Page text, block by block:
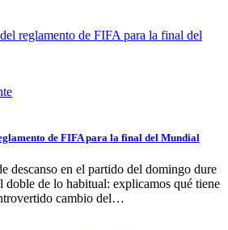
de FIFA para la final del Mundial
descanso en el partido del domingo dure
doble de lo habitual: explicamos qué tiene
cambio del…